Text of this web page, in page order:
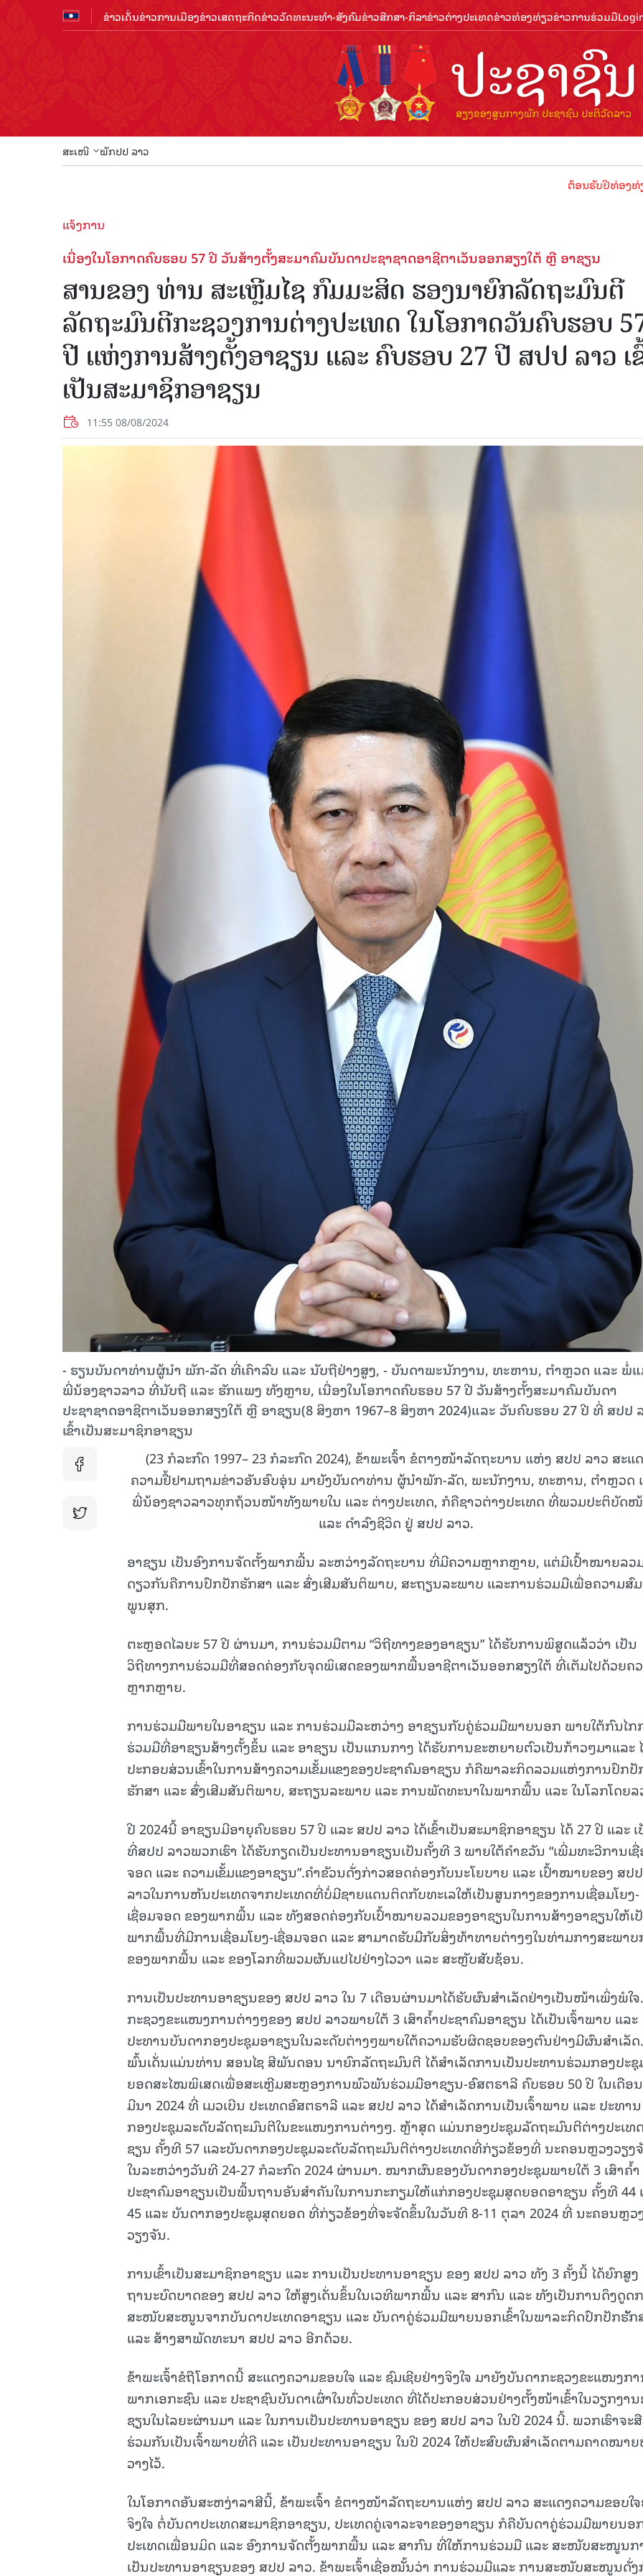
ຂ່າວເດັ່ນຂ່າວການເມືອງຂ່າວເສດຖະກິດຂ່າວວັດທະນະທຳ-ສັງຄົມຂ່າວສືກສາ-ກິລາຂ່າວຕ່າງປະເທດຂ່າວທ່ອງທ່ຽວຂ່າວການຮ່ວມມື
ສະເໜີ ພັກປປ ລາວ
ຕ້ອນຮັບປີທ່ອງທ່ຽວລາວ
ແຈ້ງການ
ເນື່ອງໃນໂອກາດຄົບຮອບ 57 ປີ ວັນສ້າງຕັ້ງສະມາຄົມບັນດາປະຊາຊາດອາຊີຕາເວັນອອກສຽງໃຕ້ ຫຼື ອາຊຽນ
ສານຂອງ ທ່ານ ສະເຫຼີມໄຊ ກົມມະສິດ ຮອງນາຍົກລັດຖະມົນຕີ
ລັດຖະມົນຕີກະຊວງການຕ່າງປະເທດ ໃນໂອກາດວັນຄົບຮອບ
ປີ ແຫ່ງການສ້າງຕັ້ງອາຊຽນ ແລະ ຄົບຮອບ 27 ປີ ສປປ ລາວ ເ
ເປັນສະມາຊິກອາຊຽນ
11:55 08/08/2024
- ຮຽນບັນດາທ່ານຜູ້ນຳ ພັກ-ລັດ ທີ່ເຄົາລົບ ແລະ ນັບຖືຢ່າງສູງ, - ບັນດາພະນັກງານ, ທະຫານ, ຕຳຫຼວດ ແລະ ພໍ່
ພີ່ນ້ອງຊາວລາວ ທີ່ນັບຖື ແລະ ຮັກແພງ ທັງຫຼາຍ, ເນື່ອງໃນໂອກາດຄົບຮອບ 57 ປີ ວັນສ້າງຕັ້ງສະມາຄົມບັນດາ
ປະຊາຊາດອາຊີຕາເວັນອອກສຽງໃຕ້ ຫຼື ອາຊຽນ(8 ສິງຫາ 1967–8 ສິງຫາ 2024)ແລະ ວັນຄົບຮອບ 27 ປີ ທີ່ ສປປ
ເຂົ້າເປັນສະມາຊິກອາຊຽນ
(23 ກໍລະກົດ 1997– 23 ກໍລະກົດ 2024), ຂ້າພະເຈົ້າ ຂໍຕາງໜ້າລັດຖະບານ ແຫ່ງ ສປປ ລາວ ສະແ
ຄວາມຢື້ຢາມຖາມຂ່າວອັນອົບອຸ່ນ ມາຍັງບັນດາທ່ານ ຜູ້ນໍາພັກ-ລັດ, ພະນັກງານ, ທະຫານ, ຕໍາຫຼວດ
ພີ່ນ້ອງຊາວລາວທຸກຖ້ວນໜ້າທັງພາຍໃນ ແລະ ຕ່າງປະເທດ, ກໍຄືຊາວຕ່າງປະເທດ ທີ່ພວມປະຕິບັດ
ແລະ ດໍາລົງຊີວິດ ຢູ່ ສປປ ລາວ.
ອາຊຽນ ເປັນອົງການຈັດຕັ້ງພາກພື້ນ ລະຫວ່າງລັດຖະບານ ທີ່ມີຄວາມຫຼາກຫຼາຍ, ແຕ່ມີເປົ້າໝາຍລວ
ດຽວກັນຄືການປົກປັກຮັກສາ ແລະ ສົ່ງເສີມສັນຕິພາບ, ສະຖຽນລະພາບ ແລະການຮ່ວມມືເພື່ອຄວາມສົ
ພູນສຸກ.
ຕະຫຼອດໄລຍະ 57 ປີ ຜ່ານມາ, ການຮ່ວມມືຕາມ “ວິຖີທາງຂອງອາຊຽນ” ໄດ້ຮັບການພິສູດແລ້ວວ່າ ເປັນ
ວິຖີທາງການຮ່ວມມືທີ່ສອດຄ່ອງກັບຈຸດພິເສດຂອງພາກພື້ນອາຊີຕາເວັນອອກສຽງໃຕ້ ທີ່ເຕັມໄປດ້ວຍຄ
ຫຼາກຫຼາຍ.
ການຮ່ວມມືພາຍໃນອາຊຽນ ແລະ ການຮ່ວມມືລະຫວ່າງ ອາຊຽນກັບຄູ່ຮ່ວມມືພາຍນອກ ພາຍໃຕ້ກົນໄກ
ຮ່ວມມືທີ່ອາຊຽນສ້າງຕັ້ງຂຶ້ນ ແລະ ອາຊຽນ ເປັນແກນກາງ ໄດ້ຮັບການຂະຫຍາຍຕົວເປັນກ້າວໆມາແລະ
ປະກອບສ່ວນເຂົ້າໃນການສ້າງຄວາມເຂັ້ມແຂງຂອງປະຊາຄົມອາຊຽນ ກໍຄືພາລະກິດລວມແຫ່ງການປົກປັ
ຮັກສາ ແລະ ສົ່ງເສີມສັນຕິພາບ, ສະຖຽນລະພາບ ແລະ ການພັດທະນາໃນພາກພື້ນ ແລະ ໃນໂລກໂດຍລ
ປີ 2024ນີ້ ອາຊຽນມີອາຍຸຄົບຮອບ 57 ປີ ແລະ ສປປ ລາວ ໄດ້ເຂົ້າເປັນສະມາຊິກອາຊຽນ ໄດ້ 27 ປີ ແລະ
ທີ່ສປປ ລາວພວກເຮົາ ໄດ້ຮັບກຽດເປັນປະທານອາຊຽນເປັນຄັ້ງທີ 3 ພາຍໃຕ້ຄຳຂວັນ “ເພີ່ມທະວີການເ
ຈອດ ແລະ ຄວາມເຂັ້ມແຂງອາຊຽນ”.ຄໍາຂັວນດັ່ງກ່າວສອດຄ່ອງກັບນະໂຍບາຍ ແລະ ເປົ້າໝາຍຂອງ ສປປ
ລາວໃນການຫັນປະເທດຈາກປະເທດທີ່ບໍ່ມີຊາຍແດນຕິດກັບທະເລໃຫ້ເປັນສູນກາງຂອງການເຊື່ອມໂຍງ-
ເຊື່ອມຈອດ ຂອງພາກພື້ນ ແລະ ທັງສອດຄ່ອງກັບເປົ້າໝາຍລວມຂອງອາຊຽນໃນການສ້າງອາຊຽນໃຫ້ເ
ພາກພື້ນທີ່ມີການເຊື່ອມໂຍງ-ເຊື່ອມຈອດ ແລະ ສາມາດຮັບມືກັບສິ່ງທ້າທາຍຕ່າງໆໃນທ່າມກາງສະພາບ
ຂອງພາກພື້ນ ແລະ ຂອງໂລກທີ່ພວມຜັນແປໄປຢ່າງໄວວາ ແລະ ສະຫຼັບສັບຊ້ອນ.
ການເປັນປະທານອາຊຽນຂອງ ສປປ ລາວ ໃນ 7 ເດືອນຜ່ານມາໄດ້ຮັບຜົນສໍາເລັດຢ່າງເປັນໜ້າເພິ່ງພໍໃຈ.
ກະຊວງຂະແໜງການຕ່າງໆຂອງ ສປປ ລາວພາຍໃຕ້ 3 ເສົາຄໍ້າປະຊາຄົມອາຊຽນ ໄດ້ເປັນເຈົ້າພາບ ແລະ
ປະທານບັນດາກອງປະຊຸມອາຊຽນໃນລະດັບຕ່າງໆພາຍໃຕ້ຄວາມຮັບຜິດຊອບຂອງຕົນຢ່າງມີຜົນສໍາເລັ
ພົ້ນເດັ່ນແມ່ນທ່ານ ສອນໄຊ ສີພັນດອນ ນາຍົກລັດຖະມົນຕີ ໄດ້ສໍາເລັດການເປັນປະທານຮ່ວມກອງປະ
ຍອດສະໄໝພິເສດເພື່ອສະເຫຼີມສະຫຼອງການພົວພັນຮ່ວມມືອາຊຽນ-ອົສຕຣາລີ ຄົບຮອບ 50 ປີ ໃນເດືອນ
ມີນາ 2024 ທີ່ ເມວເບີນ ປະເທດອົສຕຣາລີ ແລະ ສປປ ລາວ ໄດ້ສໍາເລັດການເປັນເຈົ້າພາບ ແລະ ປະທານ
ກອງປະຊຸມລະດັບລັດຖະມົນຕີໃນຂະແໜງການຕ່າງໆ. ຫຼ້າສຸດ ແມ່ນກອງປະຊຸມລັດຖະມົນຕີຕ່າງປະເທ
ຊຽນ ຄັ້ງທີ 57 ແລະບັນດາກອງປະຊຸມລະດັບລັດຖະມົນຕີຕ່າງປະເທດທີ່ກ່ຽວຂ້ອງທີ່ ນະຄອນຫຼວງວຽງ
ໃນລະຫວ່າງວັນທີ 24-27 ກໍລະກົດ 2024 ຜ່ານມາ. ໝາກຜົນຂອງບັນດາກອງປະຊຸມພາຍໃຕ້ 3 ເສົາຄໍ້າ
ປະຊາຄົມອາຊຽນເປັນພື້ນຖານອັນສໍາຄັນໃນການກະກຽມໃຫ້ແກ່ກອງປະຊຸມສຸດຍອດອາຊຽນ ຄັ້ງທີ 44
45 ແລະ ບັນດາກອງປະຊຸມສຸດຍອດ ທີ່ກ່ຽວຂ້ອງທີ່ຈະຈັດຂຶ້ນໃນວັນທີ 8-11 ຕຸລາ 2024 ທີ່ ນະຄອນຫຼວ
ວຽງຈັນ.
ການເຂົ້າເປັນສະມາຊິກອາຊຽນ ແລະ ການເປັນປະທານອາຊຽນ ຂອງ ສປປ ລາວ ທັງ 3 ຄັ້ງນີ້ ໄດ້ຍົກສູງ
ຖານະບົດບາດຂອງ ສປປ ລາວ ໃຫ້ສູງເດັ່ນຂຶ້ນໃນເວທີພາກພື້ນ ແລະ ສາກົນ ແລະ ທັງເປັນການດຶງດູດ
ສະໜັບສະໜູນຈາກບັນດາປະເທດອາຊຽນ ແລະ ບັນດາຄູ່ຮ່ວມມືພາຍນອກເຂົ້າໃນພາລະກິດປົກປັກຮັັກ
ແລະ ສ້າງສາພັດທະນາ ສປປ ລາວ ອີກດ້ວຍ.
ຂ້າພະເຈົ້າຂໍຖືໂອກາດນີ້ ສະແດງຄວາມຂອບໃຈ ແລະ ຊົມເຊີຍຢ່າງຈິງໃຈ ມາຍັງບັນດາກະຊວງຂະແໜງກ
ພາກເອກະຊົນ ແລະ ປະຊາຊົນບັນດາເຜົ່າໃນທົ່ວປະເທດ ທີ່ໄດ້ປະກອບສ່ວນຢ່າງຕັ້ງໜ້າເຂົ້າໃນວຽກງານ
ຊຽນໃນໄລຍະຜ່ານມາ ແລະ ໃນການເປັນປະທານອາຊຽນ ຂອງ ສປປ ລາວ ໃນປີ 2024 ນີ້. ພວກເຮົາຈະ
ຮ່ວມກັນເປັນເຈົ້າພາບທີ່ດີ ແລະ ເປັນປະທານອາຊຽນ ໃນປີ 2024 ໃຫ້ປະສົບຜົນສໍາເລັດຕາມຄາດໝາ
ວາງໄວ້.
ໃນໂອກາດອັນສະຫງ່າລາສີນີ້, ຂ້າພະເຈົ້າ ຂໍຕາງໜ້າລັດຖະບານແຫ່ງ ສປປ ລາວ ສະແດງຄວາມຂອບໃ
ຈິງໃຈ ຕໍ່ບັນດາປະເທດສະມາຊິກອາຊຽນ, ປະເທດຄູ່ເຈາລະຈາຂອງອາຊຽນ ກໍຄືບັນດາຄູ່ຮ່ວມມືພາຍນອ
ປະເທດເພື່ອນມິດ ແລະ ອົງການຈັດຕັ້ງພາກພື້ນ ແລະ ສາກົນ ທີ່ໃຫ້ການຮ່ວມມື ແລະ ສະໜັບສະໜູນກ
ເປັນປະທານອາຊຽນຂອງ ສປປ ລາວ. ຂ້າພະເຈົ້າເຊື່ອໝັ້ນວ່າ ການຮ່ວມມືແລະ ການສະໜັບສະໜູນດັ່ງ
15.040(07-08-2026) 15.039(06-08-